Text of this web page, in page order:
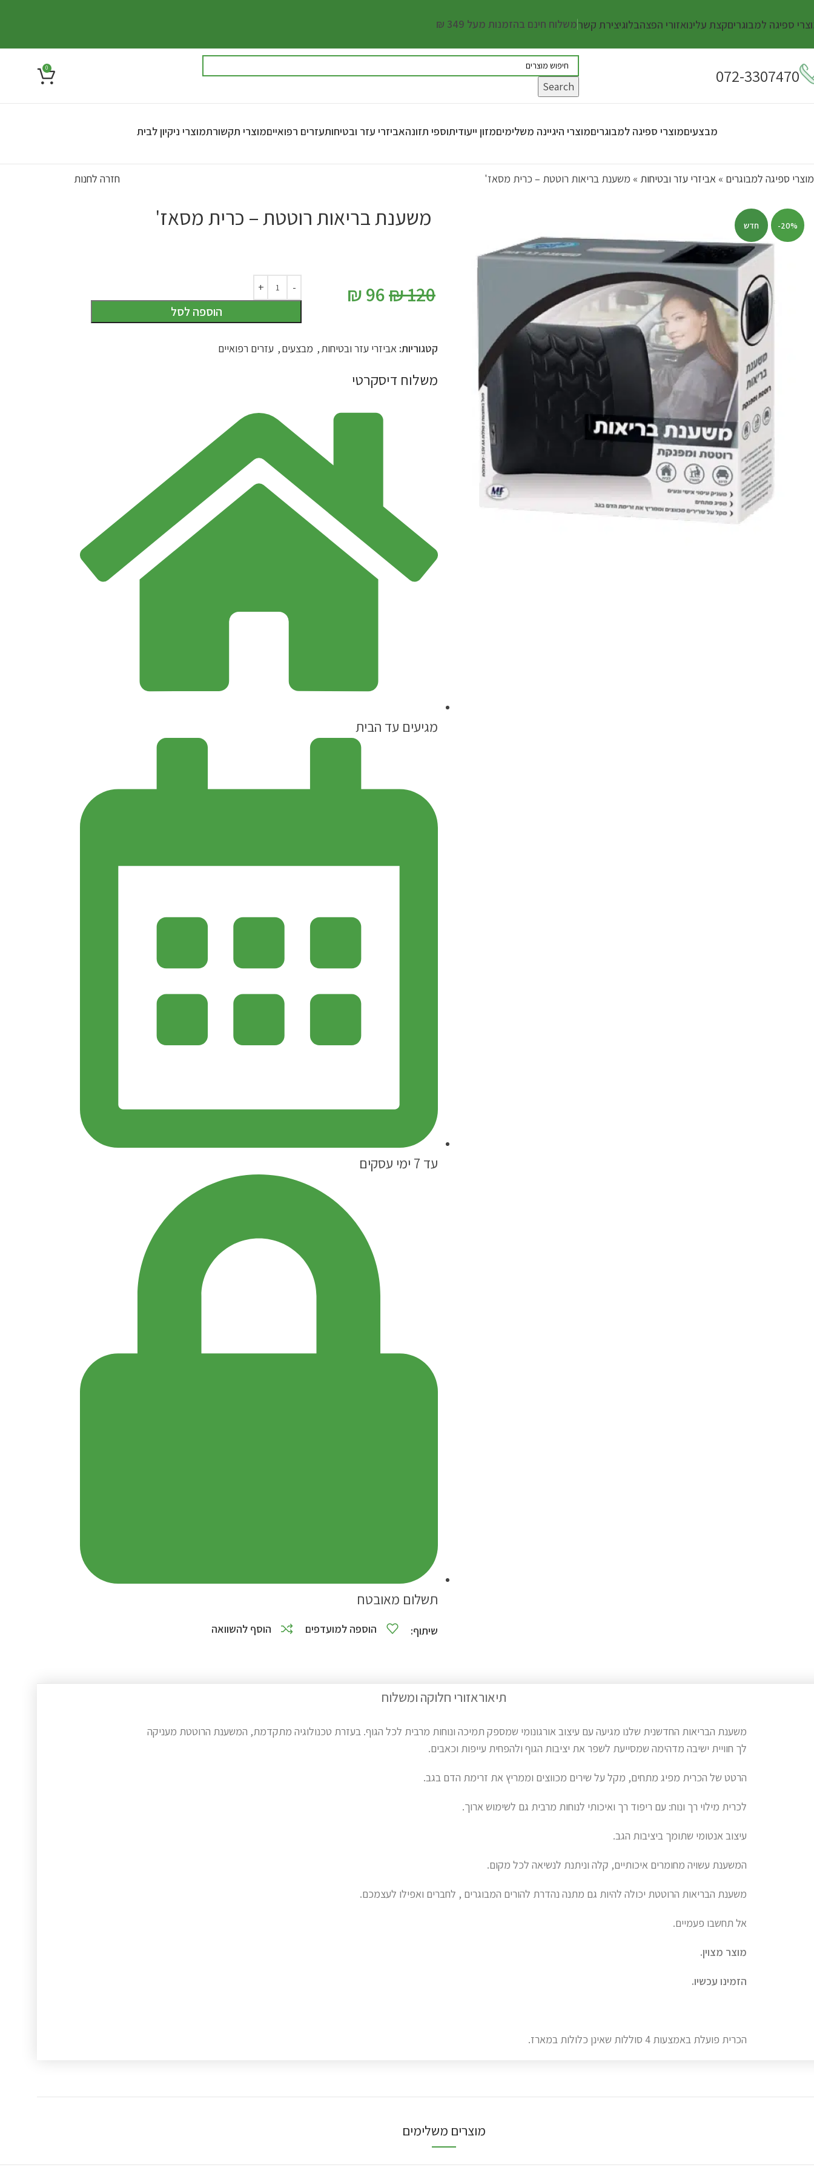
ספיגה למבוגריםקצת עלינואזורי הפצהבלוגיצירת קשרמשלוח חינם בהזמנות מעל 349 ₪
072-3307470
Search
0
מבצעיםמוצרי ספיגה למבוגריםמוצרי היגיינה משלימיםמזון ייעודיתוספי תזונהאביזרי עזר ובטיחותעזרים רפואייםמוצרי תקשורתמוצרי ניקיון לבית
מוצרי ספיגה למבוגרים » אביזרי עזר ובטיחות » משענת בריאות רוטטת – כרית מסאז' חזרה לחנות
-20% חדש משענת בריאות רוטטת – כרית מסאז'
120
₪
96
₪
הוספה לסל
קטגוריות: אביזרי עזר ובטיחות, מבצעים, עזרים רפואיים
משלוח דיסקרטי
מגיעים עד הבית
עד 7 ימי עסקים
תשלום מאובטח
שיתוף: הוספה למועדפים הוסף להשוואה
תיאוראזורי חלוקה ומשלוח
משענת הבריאות החדשנית שלנו מגיעה עם עיצוב אורגונומי שמספק תמיכה ונוחות מרבית לכל הגוף. בעזרת טכנולוגיה מתקדמת, המשענת הרוטטת מעניקה
לך חוויית ישיבה מדהימה שמסייעת לשפר את יציבות הגוף ולהפחית עייפות וכאבים.
הרטט של הכרית מפיג מתחים, מקל על שירים מכווצים וממריץ את זרימת הדם בגב.
לכרית מילוי רך ונוח: עם ריפוד רך ואיכותי לנוחות מרבית גם לשימוש ארוך.
עיצוב אנטומי שתומך ביציבות הגב.
המשענת עשויה מחומרים איכותיים, קלה וניתנת לנשיאה לכל מקום.
משענת הבריאות הרוטטת יכולה להיות גם מתנה נהדרת להורים המבוגרים , לחברים ואפילו לעצמכם.
אל תחשבו פעמיים.
מוצר מצוין.
הזמינו עכשיו.
הכרית פועלת באמצעות 4 סוללות שאינן כלולות במארז.
מוצרים משלימים